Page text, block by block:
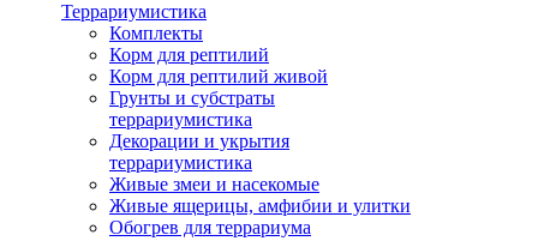
Террариумистика
Комплекты
Корм для рептилий
Корм для рептилий живой
Грунты и субстраты
террариумистика
Декорации и укрытия
террариумистика
Живые змеи и насекомые
Живые ящерицы, амфибии и улитки
Обогрев для террариума